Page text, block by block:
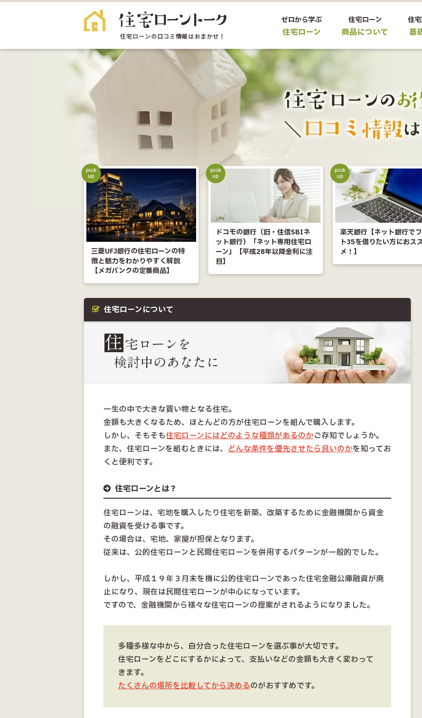
ゼロから学ぶ
住宅ローン
住宅ローン
商品について
住
基
三菱UFJ銀行の住宅ローンの特
徴と魅力をわかりやすく解説
【メガバンクの定番商品】
ドコモの銀行（旧・住信SBIネ
ット銀行）「ネット専用住宅ロ
ーン」【平成28年以降金利に注
目】
楽天銀行【ネット銀行で
ト35を借りたい方におス
メ！】
住宅ローンについて
一生の中で大きな買い物となる住宅。
金額も大きくなるため、ほとんどの方が住宅ローンを組んで購入します。
しかし、そもそも住宅ローンにはどのような種類があるのかご存知でしょうか。
また、住宅ローンを組むときには、 どんな条件を優先させたら良いのかを知ってお
くと便利です。
住宅ローンとは？
住宅ローンは、宅地を購入したり住宅を新築、改築するために金融機関から資金
の融資を受ける事です。
その場合は、宅地、家屋が担保となります。
従来は、公的住宅ローンと民間住宅ローンを併用するパターンが一般的でした。
しかし、平成１９年３月末を機に公的住宅ローンであった住宅金融公庫融資が廃
止になり、現在は民間住宅ローンが中心になっています。
ですので、金融機関から様々な住宅ローンの提案がされるようになりました。
多種多様な中から、自分合った住宅ローンを選ぶ事が大切です。
住宅ローンをどこにするかによって、支払いなどの金額も大きく変わって
きます。
たくさんの場所を比較してから決めるのがおすすめです。